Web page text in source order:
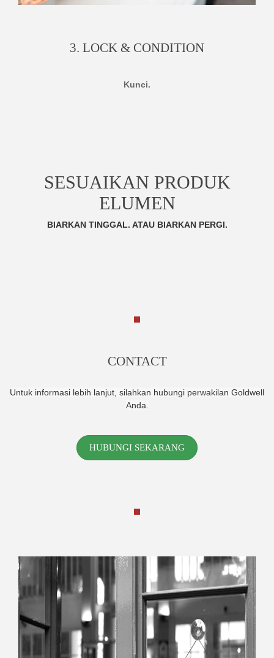
3. LOCK & CONDITION
Kunci.
SESUAIKAN PRODUK
ELUMEN
BIARKAN TINGGAL. ATAU BIARKAN PERGI.
CONTACT
Untuk informasi lebih lanjut, silahkan hubungi perwakilan Goldwell
Anda.
HUBUNGI SEKARANG